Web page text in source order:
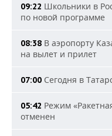
09:22 Школьники в
по новой программе
08:38 В аэропорту
на вылет и прилет
07:00 Сегодня в
05:42 Режим
отменен